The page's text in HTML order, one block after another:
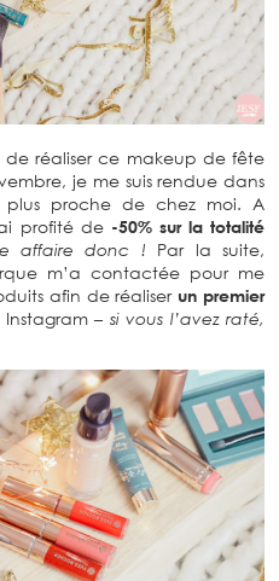
réaliser ce makeup de fête
je me suis rendue dans
plus proche de chez moi. A
profité de-50% sur la totalité
affaire donc ! Par la suite,
m’a contactée pour me
afin de réaliserun premier
– si vous l’avez raté,